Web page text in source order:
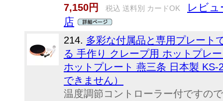
7,150円
税込 送料別 カードOK
レビュ
店
214. 多彩な付属品と専用プレート
る 手作り クレープ用 ホットプレ
ホットプレート 燕三条 日本製
できません）
温度調節コントローラー付ですの